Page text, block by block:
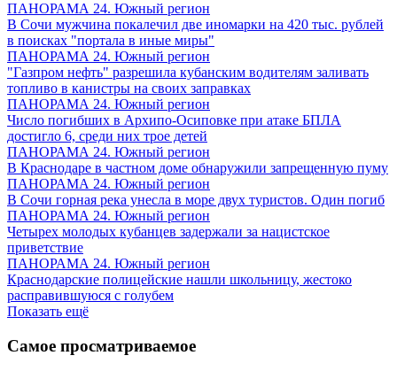
ПАНОРАМА 24. Южный регион
В Сочи мужчина покалечил две иномарки на 420 тыс. рублей
в поисках "портала в иные миры"
ПАНОРАМА 24. Южный регион
"Газпром нефть" разрешила кубанским водителям заливать
топливо в канистры на своих заправках
ПАНОРАМА 24. Южный регион
Число погибших в Архипо-Осиповке при атаке БПЛА
достигло 6, среди них трое детей
ПАНОРАМА 24. Южный регион
В Краснодаре в частном доме обнаружили запрещенную пуму
ПАНОРАМА 24. Южный регион
В Сочи горная река унесла в море двух туристов. Один погиб
ПАНОРАМА 24. Южный регион
Четырех молодых кубанцев задержали за нацистское
приветствие
ПАНОРАМА 24. Южный регион
Краснодарские полицейские нашли школьницу, жестоко
расправившуюся с голубем
Показать ещё
Самое просматриваемое